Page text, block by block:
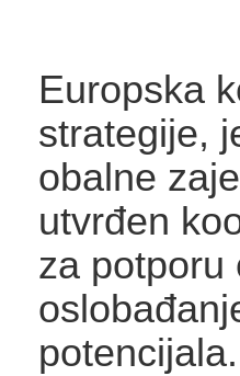
Europska
strategije,
obalne
utvrđen
za potporu
potencijala.